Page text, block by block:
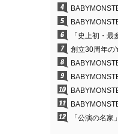
4
5
6
7
8
9
10
11
12